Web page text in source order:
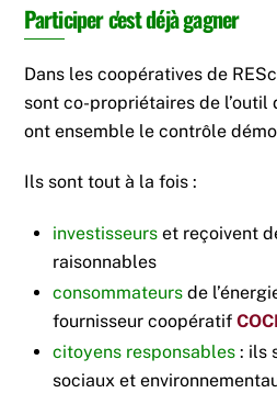
Participer c'est déjà gagner
Dans les coopératives de
sont co-propriétaires de
ont ensemble le contrôle
Ils sont tout à la fois :
investisseurs et reçoivent
raisonnables
consommateurs de
fournisseur coopératif
citoyens responsables : ils
sociaux et